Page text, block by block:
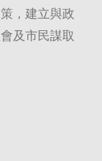
，建立與政
及市民謀取